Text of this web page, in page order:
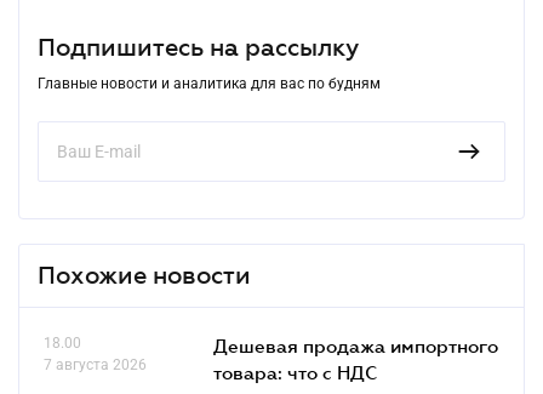
Подпишитесь на рассылку
Главные новости и аналитика для вас по будням
Похожие новости
18.00
7 августа 2026
Дешевая продажа импортного
товара: что c НДС